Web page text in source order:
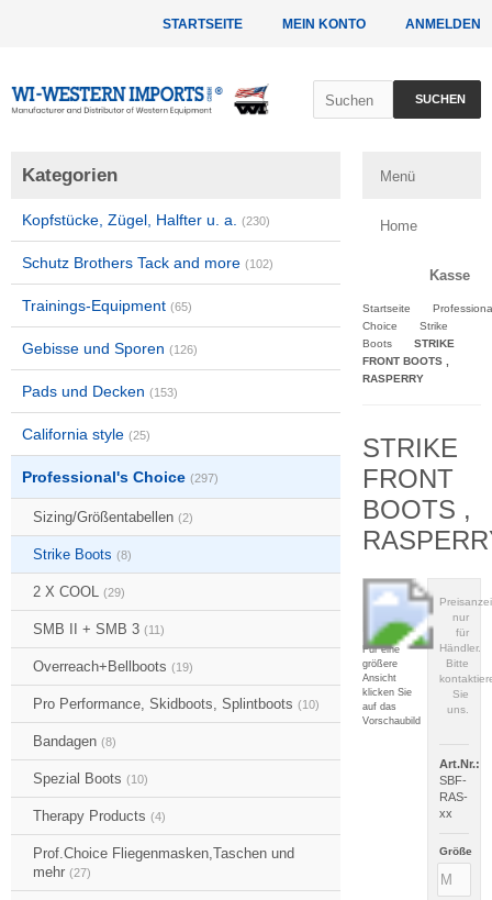
ANMELDEN
MEIN KONTO
STARTSEITE
SUCHEN
Menü
Home
Kasse
Startseite
Choice
Strike
Boots
STRIKE
FRONT BOOTS ,
RASPERRY
STRIKE
FRONT
BOOTS ,
Für eine
größere
Ansicht
klicken Sie
auf das
Vorschaubild
nur
für
Händler.
Bitte
Sie
uns.
Art.Nr.:
SBF-
RAS-
xx
Größe
Kategorien
Kopfstücke, Zügel, Halfter u. a. (230)
Schutz Brothers Tack and more (102)
Trainings-Equipment (65)
Gebisse und Sporen (126)
Pads und Decken (153)
California style (25)
Professional's Choice (297)
Sizing/Größentabellen (2)
Strike Boots (8)
2 X COOL (29)
SMB II + SMB 3 (11)
Overreach+Bellboots (19)
Pro Performance, Skidboots, Splintboots (10)
Bandagen (8)
Spezial Boots (10)
Therapy Products (4)
Prof.Choice Fliegenmasken,Taschen und
mehr (27)